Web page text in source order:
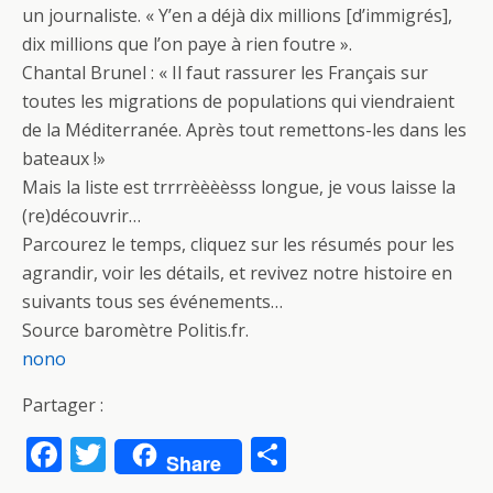
un journaliste. « Y’en a déjà dix millions [d’immigrés],
dix millions que l’on paye à rien foutre ».
Chantal Brunel : « Il faut rassurer les Français sur
toutes les migrations de populations qui viendraient
de la Méditerranée. Après tout remettons-les dans les
bateaux !»
Mais la liste est trrrrèèèèsss longue, je vous laisse la
(re)découvrir…
Parcourez le temps, cliquez sur les résumés pour les
agrandir, voir les détails, et revivez notre histoire en
suivants tous ses événements…
Source baromètre Politis.fr.
nono
Partager :
F T Share